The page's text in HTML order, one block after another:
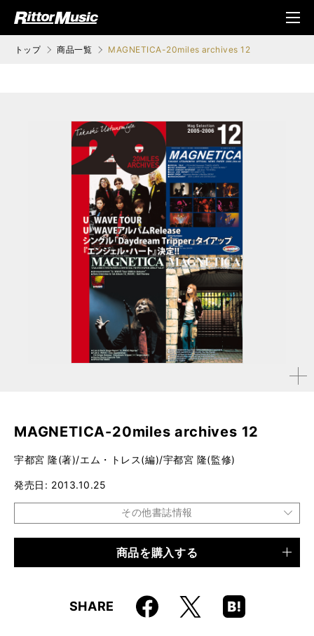
ジック (Rittor Musi
メニ
ュ
トップ 商品一覧 MAGNETICA-20miles archives 12
拡大す
MAGNETICA-20miles archives 12
宇都宮 隆(著)/エム・トレス(編)/宇都宮 隆(監修)
発売日 2013.10.25
その他書誌情報
商品を購入する
SHARE Faceboo
k
X
Hatena
Boo